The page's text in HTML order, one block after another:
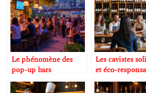
Le phénomène des
pop-up bars
éphémères
Les cavistes
et éco-